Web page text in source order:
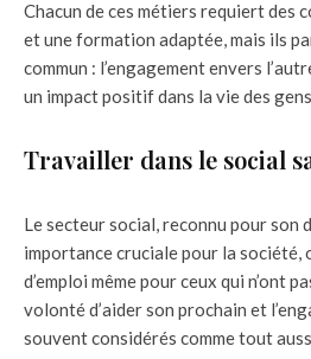
Chacun de ces métiers requiert des
et une formation adaptée, mais ils
commun : l’engagement envers
un impact positif dans la vie des gens.
Travailler dans le social
Le secteur social, reconnu pour son
importance cruciale pour la société,
d’emploi même pour ceux qui n’ont
volonté d’aider son prochain et
souvent considérés comme tout